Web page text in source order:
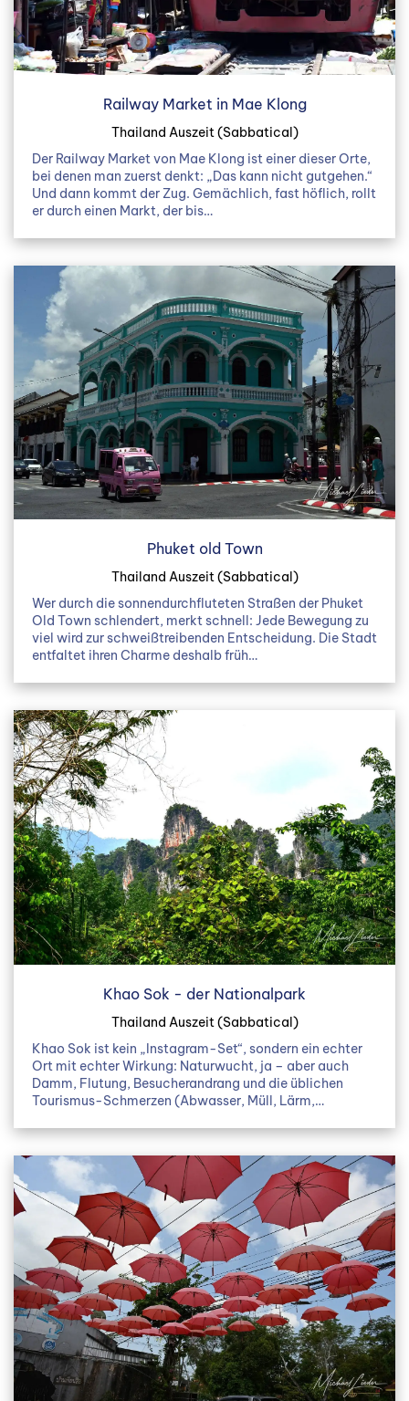
Railway Market in Mae Klong
Thailand Auszeit (Sabbatical)
Der Railway Market von Mae Klong ist einer dieser Orte,
bei denen man zuerst denkt: „Das kann nicht gutgehen.“
Und dann kommt der Zug. Gemächlich, fast höflich, rollt
er durch einen Markt, der bis…
Phuket old Town
Thailand Auszeit (Sabbatical)
Wer durch die sonnendurchfluteten Straßen der Phuket
Old Town schlendert, merkt schnell: Jede Bewegung zu
viel wird zur schweißtreibenden Entscheidung. Die Stadt
entfaltet ihren Charme deshalb früh…
Khao Sok - der Nationalpark
Thailand Auszeit (Sabbatical)
Khao Sok ist kein „Instagram-Set“, sondern ein echter
Ort mit echter Wirkung: Naturwucht, ja – aber auch
Damm, Flutung, Besucherandrang und die üblichen
Tourismus-Schmerzen (Abwasser, Müll, Lärm,…